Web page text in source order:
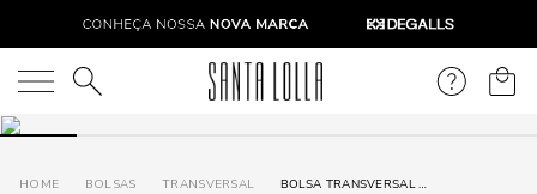
O que você está procurando?
BOLSAS TRANSVERSAL BOLSA TRANSVERSAL METALIZADO BRONZE